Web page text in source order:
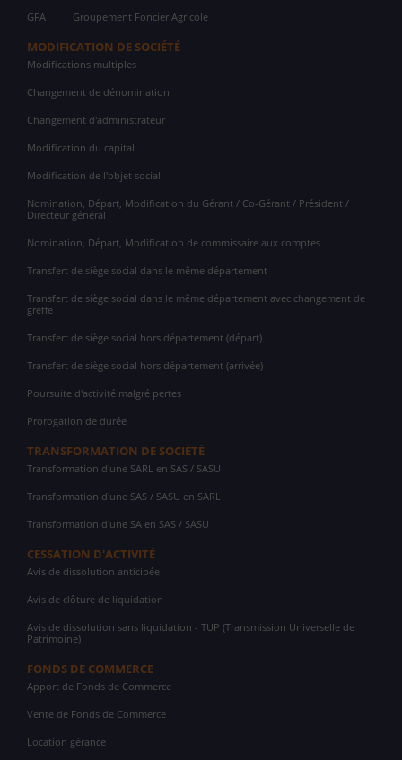
GFA Groupement Foncier Agricole
MODIFICATION DE SOCIÉTÉ
Modifications multiples
Changement de dénomination
Changement d'administrateur
Modification du capital
Modification de l'objet social
Nomination, Départ, Modification du Gérant / Co-Gérant / Président /
Directeur général
Nomination, Départ, Modification de commissaire aux comptes
Transfert de siège social dans le même département
Transfert de siège social dans le même département avec changement de
greffe
Transfert de siège social hors département (départ)
Transfert de siège social hors département (arrivée)
Poursuite d'activité malgré pertes
Prorogation de durée
TRANSFORMATION DE SOCIÉTÉ
Transformation d'une SARL en SAS / SASU
Transformation d'une SAS / SASU en SARL
Transformation d'une SA en SAS / SASU
CESSATION D'ACTIVITÉ
Avis de dissolution anticipée
Avis de clôture de liquidation
Avis de dissolution sans liquidation - TUP (Transmission Universelle de
Patrimoine)
FONDS DE COMMERCE
Apport de Fonds de Commerce
Vente de Fonds de Commerce
Location gérance